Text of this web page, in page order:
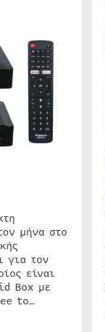
μήνα στο
για τον
είναι
Box με
to…